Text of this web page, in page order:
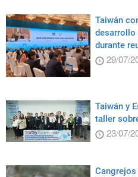
Taiwán
durante
29/07/
Taiwán y
taller
23/07/
Cangrejos